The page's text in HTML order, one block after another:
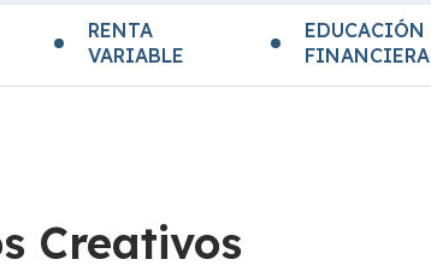
RENTA
VARIABLE
EDUCACIÓN
FINANCIERA
Creativos